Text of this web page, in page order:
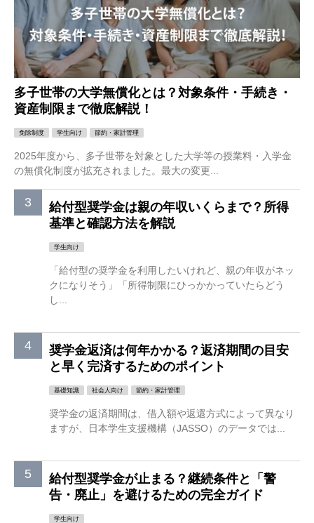
多子世帯の大学無償化とは？対象条件・手続き・
資産制限まで徹底解説！
免除制度 学生向け 節約・家計管理
2025年度から、多子世帯を対象とした大学等の授業料・入学金
の無償化制度が拡充されました。最大の変更...
給付型奨学金は親の年収いくらまで？所得
基準と確認方法を解説
学生向け
「給付型の奨学金を利用したいけれど、親の年収がネッ
クになりそう」「所得制限にひっかかっていたらどう
し...
奨学金返済は何年かかる？返済期間の目安
と早く完済するためのポイント
基礎知識 社会人向け 節約・家計管理
奨学金の返済期間は、借入額や返還方式によって異なり
ますが、日本学生支援機構（JASSO）のデータでは...
給付型奨学金が止まる？継続条件と「警
告・廃止」を避けるための完全ガイド
学生向け